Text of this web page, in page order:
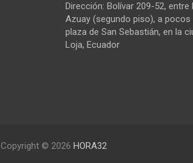
Dirección: Bolívar 209-52, entre
Azuay (segundo piso), a
plaza de San Sebastián, en la
Loja, Ecuador
Copyright © 2026 HORA32